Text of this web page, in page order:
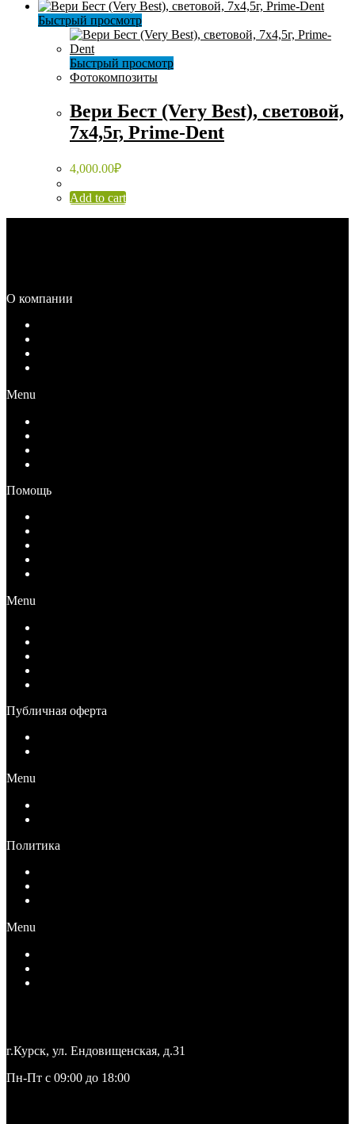
Быстрый просмотр
Быстрый просмотр
Фотокомпозиты
Вери Бест (Very Best), световой,
7х4,5г, Prime-Dent
4,000.00₽
Add to cart
О компании
Menu
Помощь
Menu
Публичная оферта
Menu
Политика
Menu
г.Курск, ул. Ендовищенская, д.31
Пн-Пт с 09:00 до 18:00